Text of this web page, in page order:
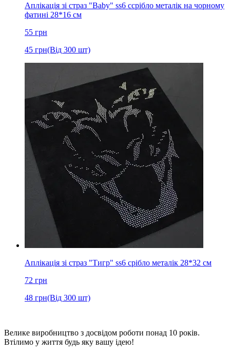
Аплікація зі страз "Baby" ss6 cсрібло металік на чорному
фатині 28*16 см
55 грн
45 грн(Від 300 шт)
Аплікація зі страз "Тигр" ss6 срібло металік 28*32 см
72 грн
48 грн(Від 300 шт)
Велике виробництво з досвідом роботи понад 10 років.
Втілимо у життя будь яку вашу ідею!